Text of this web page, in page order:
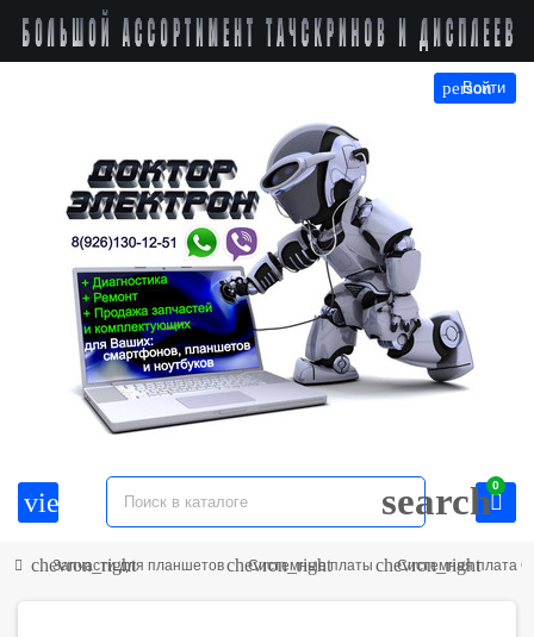
view_headline search
person
Войти
0
chevron_right
Запчасти для планшетовchevron_right
Системные платы chevron_right
Системная плата